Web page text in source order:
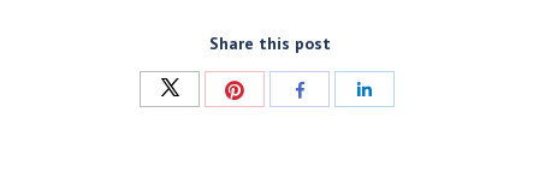
Share this post
Compartir CompartirCompartir